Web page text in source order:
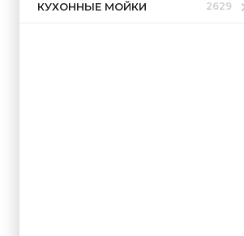
КУХОННЫЕ МОЙКИ 2629